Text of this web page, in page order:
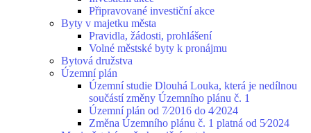
Připravované investiční akce
Byty v majetku města
Pravidla, žádosti, prohlášení
Volné městské byty k pronájmu
Bytová družstva
Územní plán
Územní studie Dlouhá Louka, která je nedílnou
součástí změny Územního plánu č. 1
Územní plán od 7⁄2016 do 4⁄2024
Změna Územního plánu č. 1 platná od 5⁄2024